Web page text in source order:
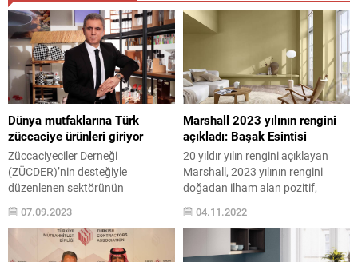
Dünya mutfaklarına Türk
züccaciye ürünleri giriyor
Züccaciyeciler Derneği
(ZÜCDER)’nin desteğiyle
düzenlenen sektörünün
dünyadaki 3., Avrupa’nın 2. büyük
fuarı ZÜCHEX Ev ve Mutfak
Eşyaları Fuarı, 14 Eylül Perşembe
günü 33. kez TÜYAP’ta kapılarını
07.09.2023
Marshall 2023 yılının rengini
açıkladı: Başak Esintisi
20 yıldır yılın rengini açıklayan
Marshall, 2023 yılının rengini
doğadan ilham alan pozitif,
parlak bir ton olan “Başak
Esintisi” olarak belirledi. Marshall,
doğa ile bir bağ sunan ve yaşam
alanlarına doğanın büyüsü hissini
04.11.2022